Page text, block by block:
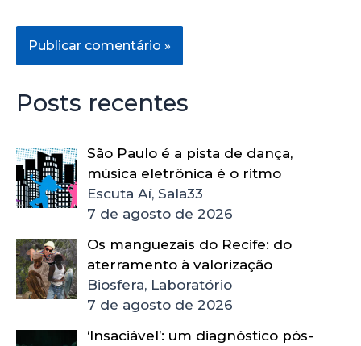
Posts recentes
São Paulo é a pista de dança,
música eletrônica é o ritmo
Escuta Aí, Sala33
7 de agosto de 2026
Os manguezais do Recife: do
aterramento à valorização
Biosfera, Laboratório
7 de agosto de 2026
‘Insaciável’: um diagnóstico pós-